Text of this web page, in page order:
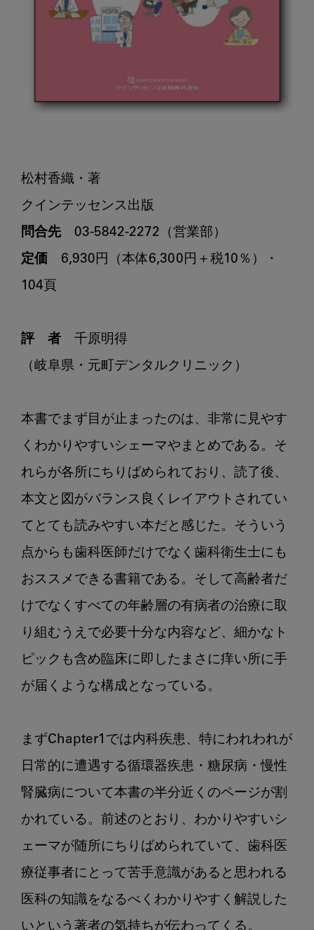
松村香織・著
問合先
定価 6,930円（本体6,300円＋税10％）・
104頁
評　者 千原明得
（岐阜県・元町デンタルクリニック）
本書でまず目が止まったのは、非常に見やす
くわかりやすいシェーマやまとめである。そ
れらが各所にちりばめられており、読了後、
本文と図がバランス良くレイアウトされてい
てとても読みやすい本だと感じた。そういう
点からも歯科医師だけでなく歯科衛生士にも
おススメできる書籍である。そして高齢者だ
けでなくすべての年齢層の有病者の治療に取
り組むうえで必要十分な内容など、細かなト
ピックも含め臨床に即したまさに痒い所に手
が届くような構成となっている。
まずChapter1では内科疾患、特にわれわれが
日常的に遭遇する循環器疾患・糖尿病・慢性
腎臓病について本書の半分近くのページが割
かれている。前述のとおり、わかりやすいシ
ェーマが随所にちりばめられていて、歯科医
療従事者にとって苦手意識があると思われる
医科の知識をなるべくわかりやすく解説した
いという著者の気持ちが伝わってくる。